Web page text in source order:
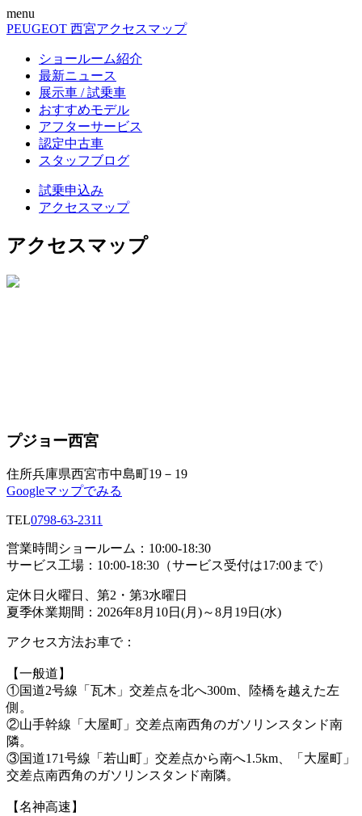
menu
PEUGEOT 西宮アクセスマップ
ショールーム紹介
最新ニュース
展示車 / 試乗車
おすすめモデル
アフターサービス
認定中古車
スタッフブログ
試乗申込み
アクセスマップ
アクセスマップ
プジョー西宮
住所兵庫県西宮市中島町19－19
Googleマップでみる
TEL0798-63-2311
営業時間 ショールーム：10:00-18:30
サービス工場：10:00-18:30（サービス受付は17:00まで）
定休日 火曜日、第2・第3水曜日
夏季休業期間：2026年8月10日(月)～8月19日(水)
アクセス方法お車で：
【一般道】
①国道2号線「瓦木」交差点を北へ300m、陸橋を越えた左
側。
②山手幹線「大屋町」交差点南西角のガソリンスタンド南
隣。
③国道171号線「若山町」交差点から南へ1.5km、「大屋町」
交差点南西角のガソリンスタンド南隣。
【名神高速】